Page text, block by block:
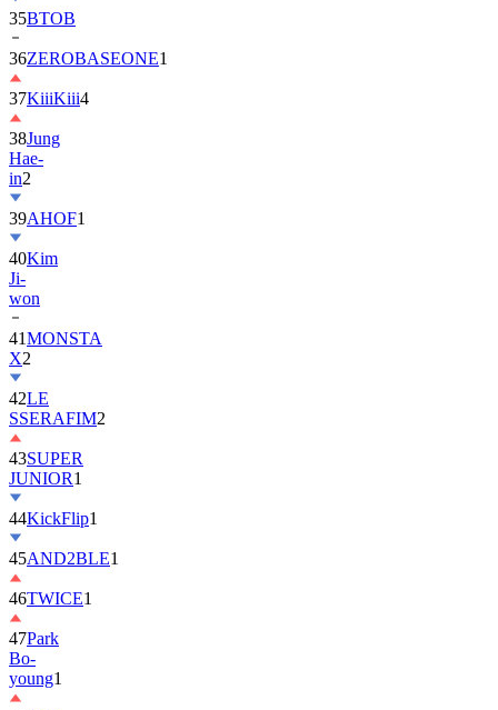
36ZEROBASEONE
37KiiiKiii4
38Jung
Hae-
in2
39AHOF
40Kim
Ji-
won
41MONSTA
X
42LE
SSERAFIM
43SUPER
JUNIOR
44KickFlip
45AND2BLE
46TWICE1
47Park
Bo-
young1
48Red
Velvet